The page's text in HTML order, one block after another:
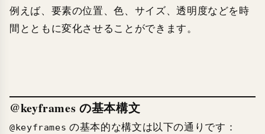
例えば、要素の位置、色、サイズ、透明度などを時
間とともに変化させることができます。
@keyframes の基本構文
@keyframes の基本的な構文は以下の通りです：